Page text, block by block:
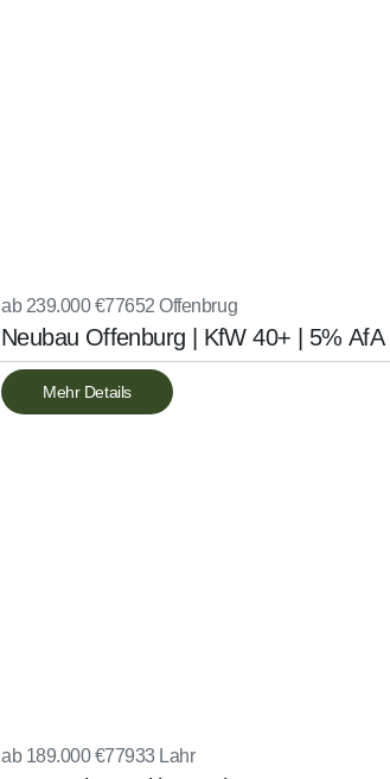
ab 239.000 €77652 Offenbrug
Neubau Offenburg | KfW 40+ | 5% AfA
Mehr Details
ab 189.000 €77933 Lahr